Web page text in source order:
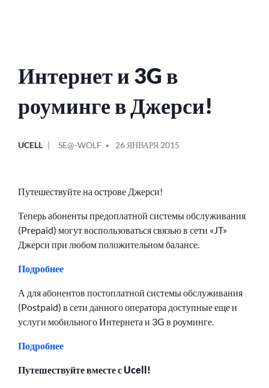
Интернет и 3G в
роуминге в Джерси!
В
UCELL
ОТ
SE@-WOLF 26 ЯНВАРЯ 2015
Путешествуйте на острове Джерси!
Теперь абоненты предоплатной системы обслуживания
(Prepaid) могут воспользоваться связью в сети «JT»
Джерси при любом положительном балансе.
Подробнее
А для абонентов постоплатной системы обслуживания
(Postpaid) в сети данного оператора доступные еще и
услуги мобильного Интернета и 3G в роуминге.
Подробнее
Путешествуйте вместе с Ucell!